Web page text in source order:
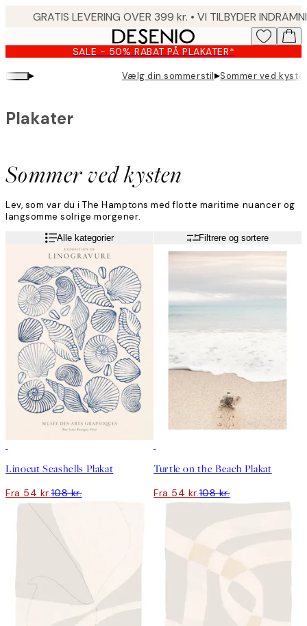
content.
SALE - 50% RABAT PÅ PLAKATER*
▸ Vælg din sommerstil▸Sommer ved
Sommer ved kysten
Plakater
Lev, som var du i The Hamptons med flotte maritime nuancer og
langsomme solrige morgener.
Læs mere Alle kategorier Filtrere og sortere
Linocut Seashells Plakat
Fra 54 kr.108 kr.
Turtle on the Beach Plakat
Fra 54 kr.108 kr.